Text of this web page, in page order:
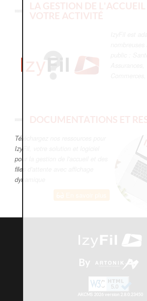
LA GESTION DE
VOTRE ACTIVITÉ
DOCUMENTATIONS ET
Téléchargez nos ressources pour
IzyFil, votre solution et logiciel
pour la gestion de l'accueil et des
files d'attente avec affichage
dynamique
By
AKCMS 2026 version 2.8.0.23450